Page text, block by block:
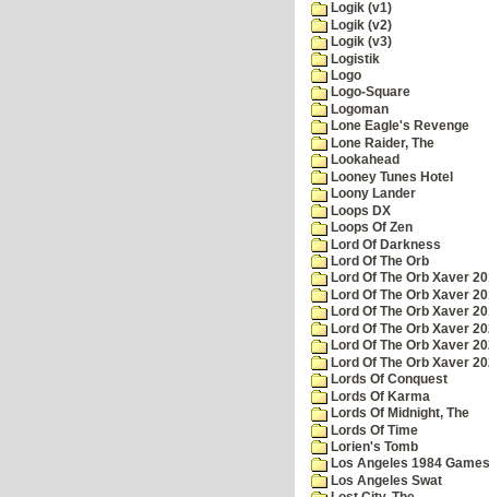
Logik (v1)
Logik (v2)
Logik (v3)
Logistik
Logo
Logo-Square
Logoman
Lone Eagle's Revenge
Lone Raider, The
Lookahead
Looney Tunes Hotel
Loony Lander
Loops DX
Loops Of Zen
Lord Of Darkness
Lord Of The Orb
Lord Of The Orb Xaver
Lord Of The Orb Xaver
Lord Of The Orb Xaver
Lord Of The Orb Xaver
Lord Of The Orb Xaver
Lord Of The Orb Xaver
Lords Of Conquest
Lords Of Karma
Lords Of Midnight, The
Lords Of Time
Lorien's Tomb
Los Angeles 1984 Games
Los Angeles Swat